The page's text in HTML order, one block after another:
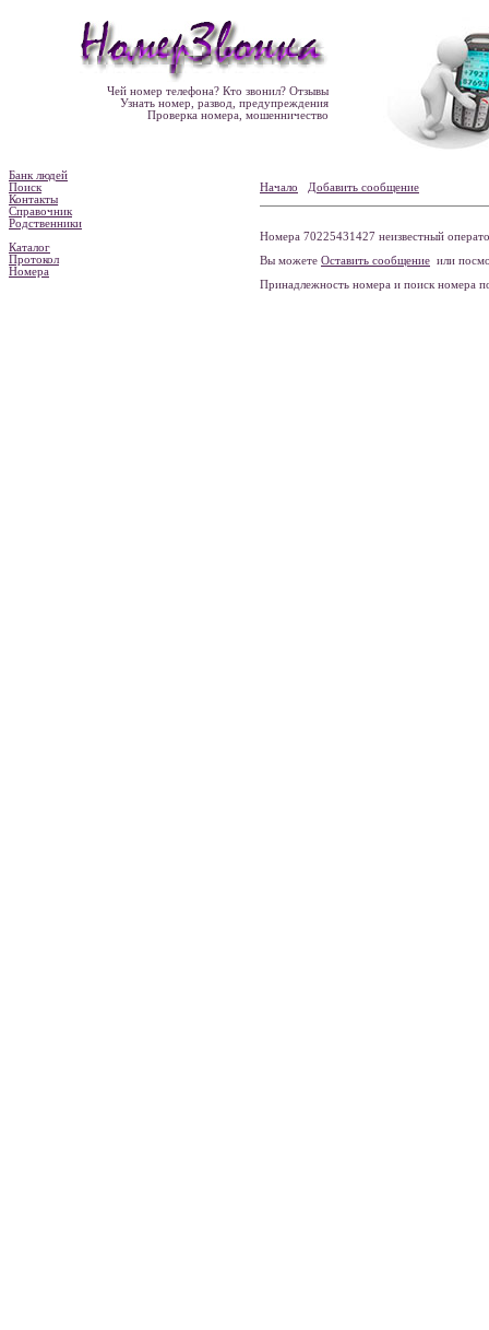
Чей номер телефона? Кто звонил? Отзывы
Узнать номер, развод, предупреждения
Проверка номера, мошенничество
Банк людей
Поиск
Контакты
Справочник
Родственники
Каталог
Протокол
Номера
Начало Добавить сообщение
Номера 70225431427 неизвестный
Вы можете Оставить сообщение или
Принадлежность номера и поиск номера